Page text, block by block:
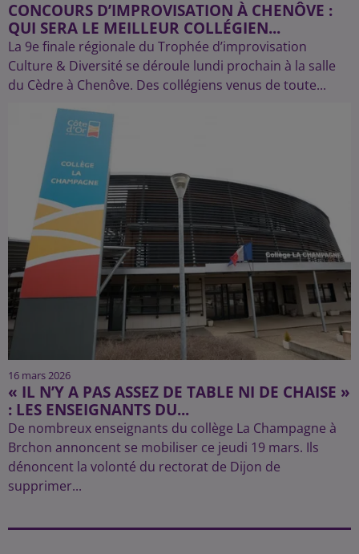
CONCOURS D’IMPROVISATION À CHENÔVE :
QUI SERA LE MEILLEUR COLLÉGIEN...
La 9e finale régionale du Trophée d’improvisation
Culture & Diversité se déroule lundi prochain à la salle
du Cèdre à Chenôve. Des collégiens venus de toute...
16 mars 2026
« IL N’Y A PAS ASSEZ DE TABLE NI DE CHAISE »
: LES ENSEIGNANTS DU...
De nombreux enseignants du collège La Champagne à
Brchon annoncent se mobiliser ce jeudi 19 mars. Ils
dénoncent la volonté du rectorat de Dijon de
supprimer...